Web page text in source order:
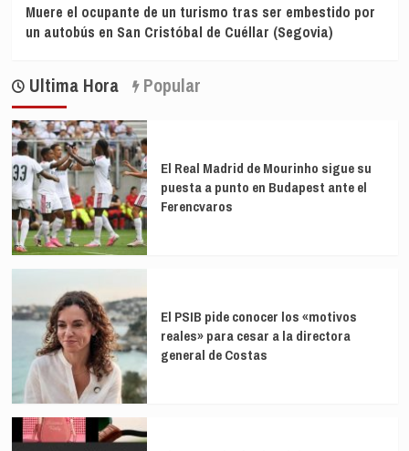
Muere el ocupante de un turismo tras ser embestido por
un autobús en San Cristóbal de Cuéllar (Segovia)
Ultima Hora Popular
El Real Madrid de Mourinho sigue su
puesta a punto en Budapest ante el
Ferencvaros
El PSIB pide conocer los «motivos
reales» para cesar a la directora
general de Costas